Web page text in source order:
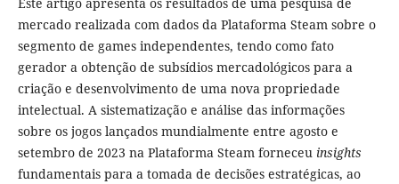
Este artigo apresenta os resultados de uma pesquisa de
mercado realizada com dados da Plataforma Steam sobre o
segmento de games independentes, tendo como fato
gerador a obtenção de subsídios mercadológicos para a
criação e desenvolvimento de uma nova propriedade
intelectual. A sistematização e análise das informações
sobre os jogos lançados mundialmente entre agosto e
setembro de 2023 na Plataforma Steam forneceu insights
fundamentais para a tomada de decisões estratégicas, ao